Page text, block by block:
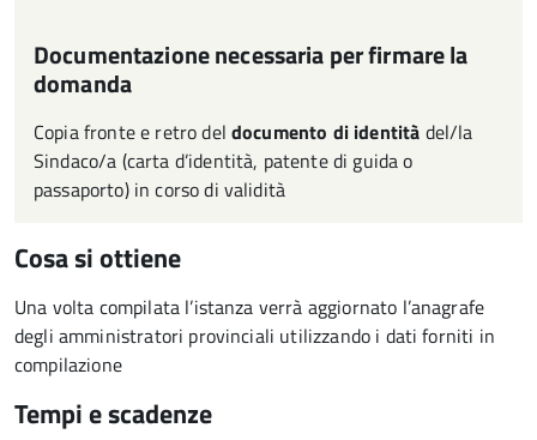
Documentazione necessaria per firmare la
domanda
Copia fronte e retro del documento di identità del/la
Sindaco/a (carta d’identità, patente di guida o
passaporto) in corso di validità
Cosa si ottiene
Una volta compilata l’istanza verrà aggiornato l’anagrafe
degli amministratori provinciali utilizzando i dati forniti in
compilazione
Tempi e scadenze